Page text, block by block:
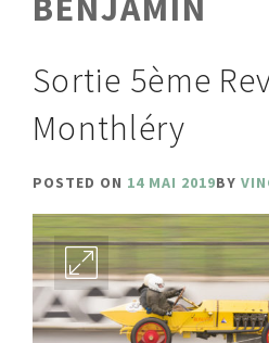
BENJAMIN
Sortie 5ème
Monthléry
POSTED ON 14 MAI 2019BY